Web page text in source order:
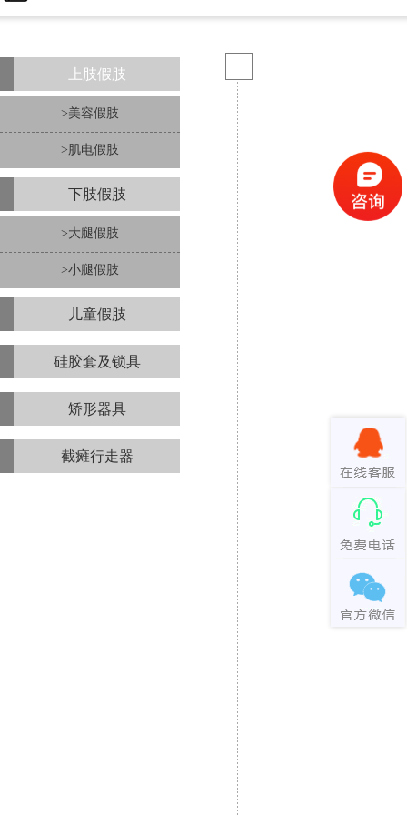
上肢假肢
>美容假肢
>肌电假肢
下肢假肢
>大腿假肢
>小腿假肢
儿童假肢
硅胶套及锁具
矫形器具
截瘫行走器